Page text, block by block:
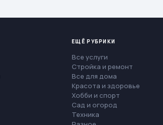
ЕЩЁ РУБРИКИ
Все услуги
Стройка и ремонт
Все для дома
Красота и здоровье
Хобби и спорт
Сад и огород
Техника